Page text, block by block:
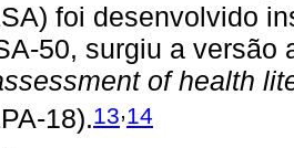
foi desenvolvido
50, surgiu a versão
of health
18).13,14